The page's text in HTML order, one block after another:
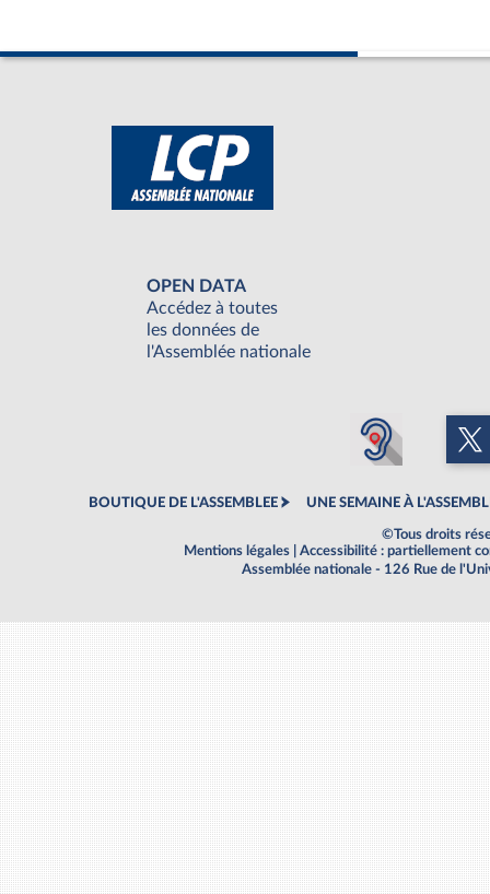
OPEN DATA
Accédez à toutes
les données de
l'Assemblée nationale
BOUTIQUE DE L'ASSEMBLEE UNE SEMAINE À
©Tous droits
Mentions légales
Accessibilité : partiellement
Assemblée nationale - 126 Rue de